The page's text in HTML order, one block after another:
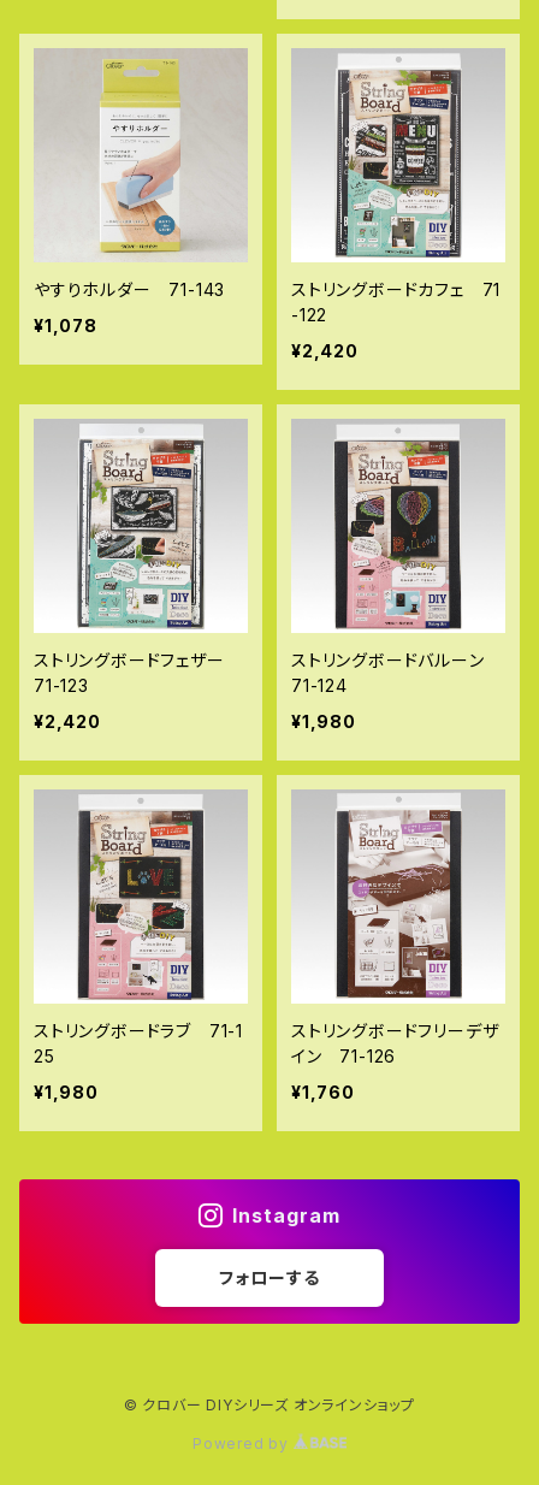
やすりホルダー 71-143
¥1,078
ストリングボードカフェ 71
-122
¥2,420
ストリングボードフェザー
71-123
¥2,420
ストリングボードバルーン
71-124
¥1,980
ストリングボードラブ 71-1
25
¥1,980
ストリングボードフリーデザ
イン 71-126
¥1,760
Instagram
フォローする
© クロバー DIYシリーズ オンラインショップ
Powered by